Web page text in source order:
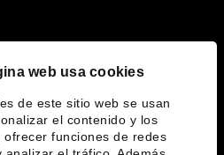
web usa cookies
de este sitio web se usan
el contenido y los
ofrecer funciones de redes
Z se inclina por el 'nihilismo
de infraestructura de